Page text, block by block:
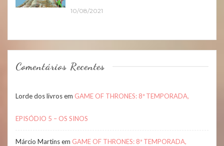
10/08/2021
Comentários Recentes
Lorde dos livrosem GAME OF THRONES: 8ª TEMPORADA,
EPISÓDIO 5 – OS SINOS
Márcio Martinsem GAME OF THRONES: 8ª TEMPORADA,